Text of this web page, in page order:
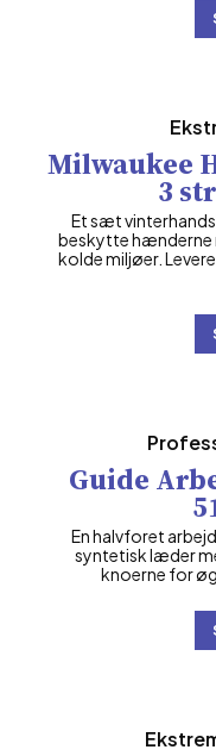
Milwaukee
3
Et sæt
beskytte hænderne
kolde miljøer.
Guide
En halvforet
syntetisk læder
knoerne for